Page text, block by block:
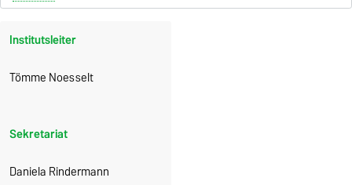
Institutsleiter
Tömme Noesselt
Sekretariat
Daniela Rindermann